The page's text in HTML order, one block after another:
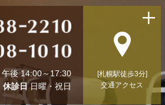
午後 14:00～17:30
休診日日曜・祝日
[札幌駅徒歩3分]
交通アクセス